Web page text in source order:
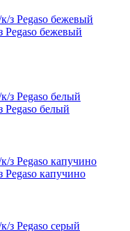
бежевый
белый
капучино